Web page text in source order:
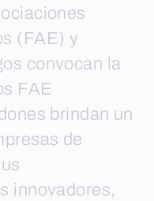
(FAE) y
convocan la
FAE
brindan un
de
innovadores,